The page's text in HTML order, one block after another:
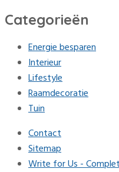
Categorieën
Energie besparen
Interieur
Lifestyle
Raamdecoratie
Tuin
Contact
Sitemap
Write for Us -